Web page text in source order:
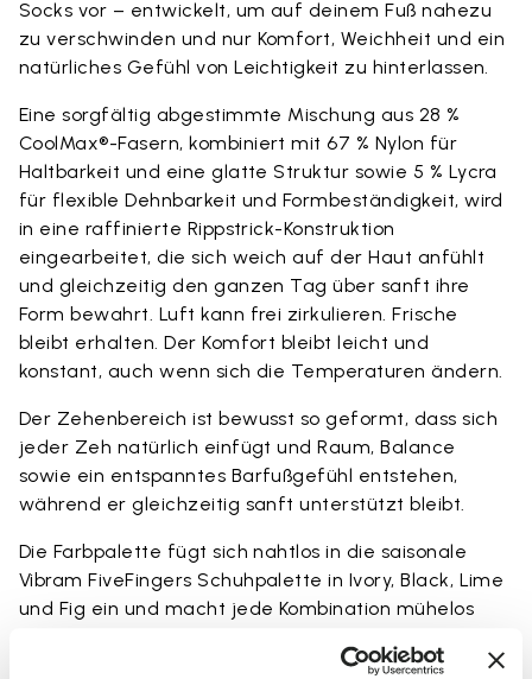
Socks vor – entwickelt, um auf deinem Fuß nahezu
zu verschwinden und nur Komfort, Weichheit und ein
natürliches Gefühl von Leichtigkeit zu hinterlassen.
Eine sorgfältig abgestimmte Mischung aus 28 %
CoolMax®-Fasern, kombiniert mit 67 % Nylon für
Haltbarkeit und eine glatte Struktur sowie 5 % Lycra
für flexible Dehnbarkeit und Formbeständigkeit, wird
in eine raffinierte Rippstrick-Konstruktion
eingearbeitet, die sich weich auf der Haut anfühlt
und gleichzeitig den ganzen Tag über sanft ihre
Form bewahrt. Luft kann frei zirkulieren. Frische
bleibt erhalten. Der Komfort bleibt leicht und
konstant, auch wenn sich die Temperaturen ändern.
Der Zehenbereich ist bewusst so geformt, dass sich
jeder Zeh natürlich einfügt und Raum, Balance
sowie ein entspanntes Barfußgefühl entstehen,
während er gleichzeitig sanft unterstützt bleibt.
Die Farbpalette fügt sich nahtlos in die saisonale
Vibram FiveFingers Schuhpalette in Ivory, Black, Lime
und Fig ein und macht jede Kombination mühelos